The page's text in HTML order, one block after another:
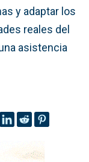
y adaptar los
reales del
asistencia